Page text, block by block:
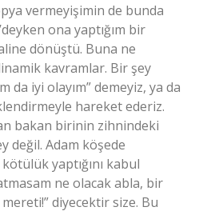
vermeyişimin de bunda
ona yaptığım bir
dönüştü. Buna ne
kavramlar. Bir şey
da iyi olayım” demeyiz, ya da
hareket ederiz.
bakan birinin zihnindeki
değil. Adam köşede
yaptığını kabul
ne olacak abla, bir
diyecektir size. Bu